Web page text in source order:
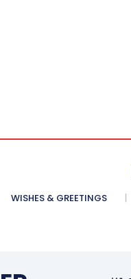
WISHES & GREETINGS